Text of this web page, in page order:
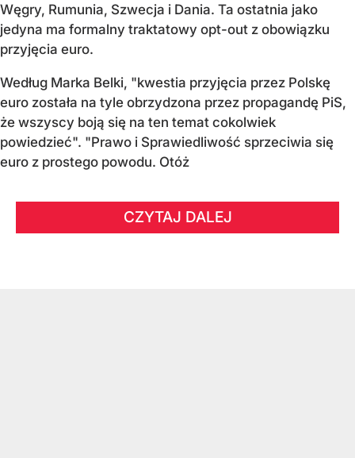
Węgry, Rumunia, Szwecja i Dania. Ta ostatnia jako
jedyna ma formalny traktatowy opt-out z obowiązku
przyjęcia euro.
Według Marka Belki, "kwestia przyjęcia przez Polskę
euro została na tyle obrzydzona przez propagandę PiS,
że wszyscy boją się na ten temat cokolwiek
powiedzieć". "Prawo i Sprawiedliwość sprzeciwia się
euro z prostego powodu. Otóż
CZYTAJ DALEJ